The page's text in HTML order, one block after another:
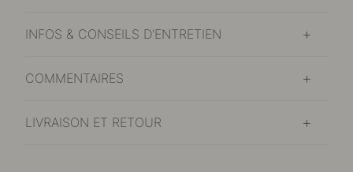
INFOS & CONSEILS D'ENTRETIEN
COMMENTAIRES
LIVRAISON ET RETOUR